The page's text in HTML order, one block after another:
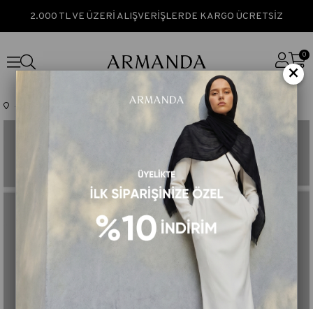
2.000 TL VE ÜZERİ ALIŞVERİŞLERDE KARGO ÜCRETSİZ
0
Anasayfa SATEN İPEK EŞARP - KOT MAVİSİ
×